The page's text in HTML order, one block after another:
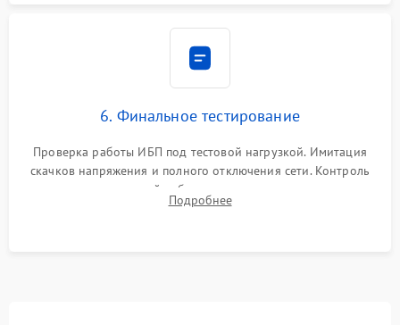
6. Финальное тестирование
Проверка работы ИБП под тестовой нагрузкой. Имитация
скачков напряжения и полного отключения сети. Контроль
времени автономной работы, температурного режима и
корректности формы выходного сигнала.
Подробнее